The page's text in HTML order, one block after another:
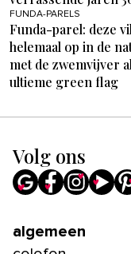
FUNDA-PARELS
Funda-parel: deze
helemaal op in de
met de zwemvijver
ultieme green flag
Volg ons
algemeen